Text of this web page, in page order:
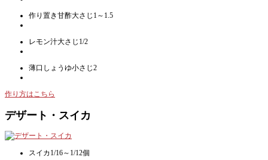
作り置き甘酢大さじ1～1.5
レモン汁大さじ1/2
薄口しょうゆ小さじ2
作り方はこちら
デザート・スイカ
スイカ1/16～1/12個